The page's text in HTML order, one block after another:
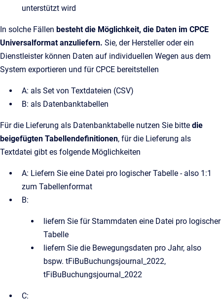
unterstützt wird
In solche Fällen besteht die Möglichkeit, die Daten im CPCE
Universalformat anzuliefern. Sie, der Hersteller oder ein
Dienstleister können Daten auf individuellen Wegen aus dem
System exportieren und für CPCE bereitstellen
A: als Set von Textdateien (CSV)
B: als Datenbanktabellen
Für die Lieferung als Datenbanktabelle nutzen Sie bitte die
beigefügten Tabellendefinitionen, für die Lieferung als
Textdatei gibt es folgende Möglichkeiten
A: Liefern Sie eine Datei pro logischer Tabelle - also 1:1
zum Tabellenformat
B:
liefern Sie für Stammdaten eine Datei pro logischer
Tabelle
liefern Sie die Bewegungsdaten pro Jahr, also
bspw. tFiBuBuchungsjournal_2022,
tFiBuBuchungsjournal_2022
C: